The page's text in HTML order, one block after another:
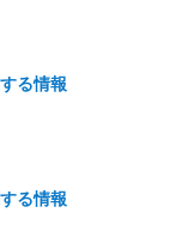
る情報
る情報